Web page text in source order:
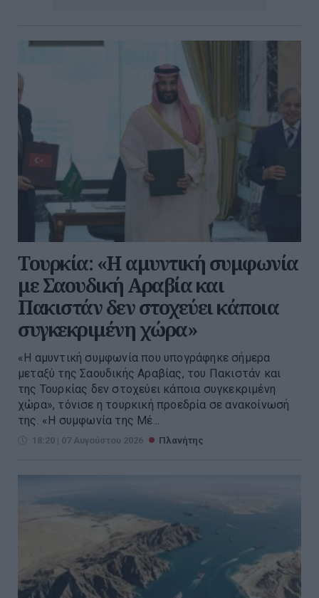
Τουρκία: «Η αμυντική συμφωνία
με Σαουδική Αραβία και
Πακιστάν δεν στοχεύει κάποια
συγκεκριμένη χώρα»
«Η αμυντική συμφωνία που υπογράφηκε σήμερα
μεταξύ της Σαουδικής Αραβίας, του Πακιστάν και
της Τουρκίας δεν στοχεύει κάποια συγκεκριμένη
χώρα», τόνισε η τουρκική προεδρία σε ανακοίνωσή
της. «Η συμφωνία της Μέ...
18:20 | 07 Αυγούστου 2026 Πλανήτης